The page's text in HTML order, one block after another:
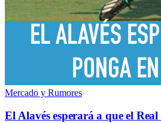
Mercado y Rumores
El Alavés esperará a que el